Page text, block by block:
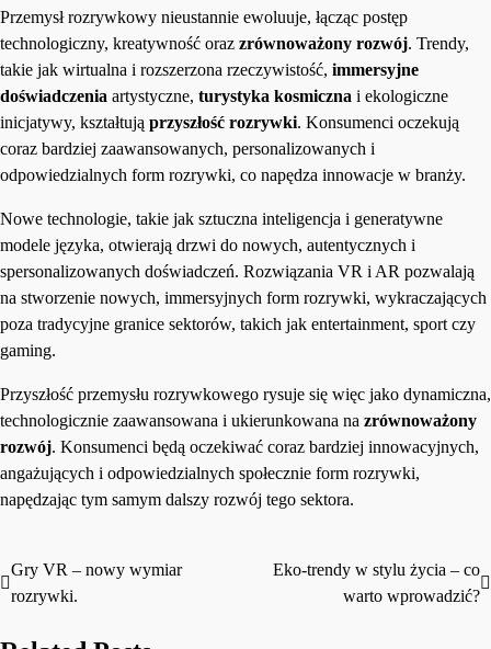
Przemysł rozrywkowy nieustannie ewoluuje, łącząc postęp
technologiczny, kreatywność oraz zrównoważony rozwój. Trendy,
takie jak wirtualna i rozszerzona rzeczywistość, immersyjne
doświadczenia artystyczne, turystyka kosmiczna i ekologiczne
inicjatywy, kształtują przyszłość rozrywki. Konsumenci oczekują
coraz bardziej zaawansowanych, personalizowanych i
odpowiedzialnych form rozrywki, co napędza innowacje w branży.
Nowe technologie, takie jak sztuczna inteligencja i generatywne
modele języka, otwierają drzwi do nowych, autentycznych i
spersonalizowanych doświadczeń. Rozwiązania VR i AR pozwalają
na stworzenie nowych, immersyjnych form rozrywki, wykraczających
poza tradycyjne granice sektorów, takich jak entertainment, sport czy
gaming.
Przyszłość przemysłu rozrywkowego rysuje się więc jako dynamiczna,
technologicznie zaawansowana i ukierunkowana na zrównoważony
rozwój. Konsumenci będą oczekiwać coraz bardziej innowacyjnych,
angażujących i odpowiedzialnych społecznie form rozrywki,
napędzając tym samym dalszy rozwój tego sektora.
Nawigacja
wpisu
Gry VR – nowy wymiar
rozrywki.
Eko-trendy w stylu życia – co
warto wprowadzić?